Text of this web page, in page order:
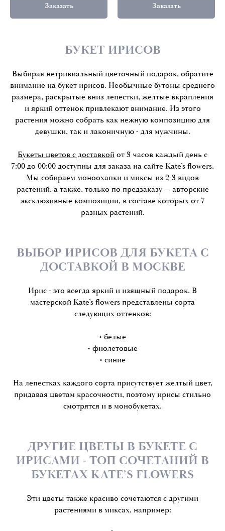
Заказать Заказать
БУКЕТ ИРИСОВ
Выбирая нетривиальный цветочный подарок, обратите
внимание на букет ирисов. Необычные бутоны среднего
размера, раскрытые вниз лепестки, желтые вкрапления
и яркий оттенок привлекают внимание. Из этого
растения можно собрать как нежную композицию для
девушки, так и лаконичную - для мужчины.
Букеты цветов с доставкой от 3 часов каждый день с
7:00 до 00:00 доступны для заказа на сайте Kate’s flowers.
Мы собираем моноохапки и миксы из 2-3 видов
растений, а также, только по предзаказу — авторские
эксклюзивные композиции, в составе которых от 7
разных растений.
ВЫБОР ИРИСОВ ДЛЯ БУКЕТА С
ДОСТАВКОЙ В МОСКВЕ
Ирис - это всегда яркий и изящный подарок. В
мастерской Kate’s flowers представлены сорта
следующих оттенков:
• белые
• фиолетовые
• синие
На лепестках каждого сорта присутствует желтый цвет,
придавая цветам красочности, поэтому ирисы стильно
смотрятся и в монобукетах.
ДРУГИЕ ЦВЕТЫ В БУКЕТЕ С
ИРИСАМИ - ТОП СОЧЕТАНИЙ В
БУКЕТАХ KATE’S FLOWERS
Эти цветы также красиво сочетаются с другими
растениями в миксах, например: